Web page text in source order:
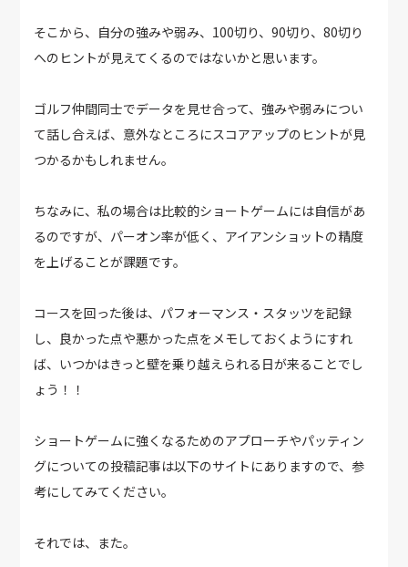
そこから、自分の強みや弱み、100切り、90切り、80切り
へのヒントが見えてくるのではないかと思います。
ゴルフ仲間同士でデータを見せ合って、強みや弱みについ
て話し合えば、意外なところにスコアアップのヒントが見
つかるかもしれません。
ちなみに、私の場合は比較的ショートゲームには自信があ
るのですが、パーオン率が低く、アイアンショットの精度
を上げることが課題です。
コースを回った後は、パフォーマンス・スタッツを記録
し、良かった点や悪かった点をメモしておくようにすれ
ば、いつかはきっと壁を乗り越えられる日が来ることでし
ょう！！
ショートゲームに強くなるためのアプローチやパッティン
グについての投稿記事は以下のサイトにありますので、参
考にしてみてください。
それでは、また。